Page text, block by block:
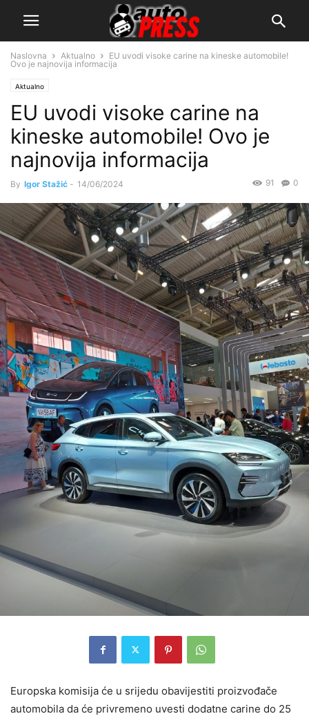
Naslovna Aktualno
EU uvodi visoke carine na kineske automobile!
Ovo je najnovija informacija
Aktualno
EU uvodi visoke carine na
kineske automobile! Ovo je
najnovija informacija
By Igor Stažić - 14/06/2024 0
91
Europska komisija će u srijedu obavijestiti proizvođače
automobila da će privremeno uvesti dodatne carine do 25